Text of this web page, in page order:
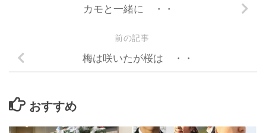
カモと一緒に ・・
前の記事
梅は咲いたが桜は ・・
おすすめ